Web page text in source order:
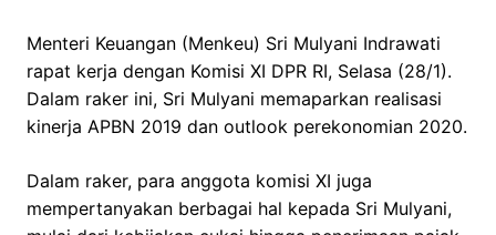
Menteri Keuangan (Menkeu) Sri Mulyani Indrawati
rapat kerja dengan Komisi XI DPR RI, Selasa (28/1).
Dalam raker ini, Sri Mulyani memaparkan realisasi
kinerja APBN 2019 dan outlook perekonomian 2020.
Dalam raker, para anggota komisi XI juga
mempertanyakan berbagai hal kepada Sri Mulyani,